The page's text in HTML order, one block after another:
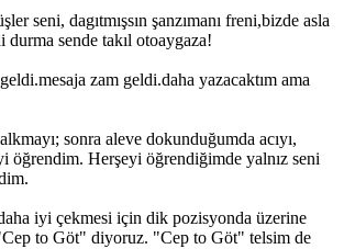
seni, dagıtmışsın şanzımanı freni,bizde asla
durma sende takıl otoaygaza!
zam geldi.daha yazacaktım ama
sonra aleve dokunduğumda acıyı,
öğrendim. Herşeyi öğrendiğimde yalnız seni
iyi çekmesi için dik pozisyonda üzerine
to Göt" diyoruz. "Cep to Göt" telsim de